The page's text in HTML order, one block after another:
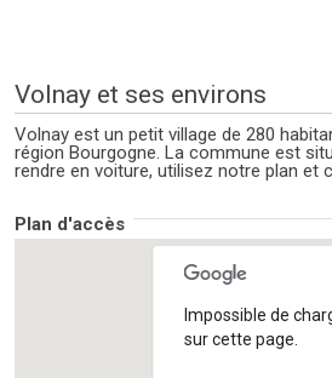
Volnay et ses environs
Volnay est un petit village de 280
région Bourgogne. La commune est
rendre en voiture, utilisez notre plan et
Plan d'accès
Impossible de
sur cette page.